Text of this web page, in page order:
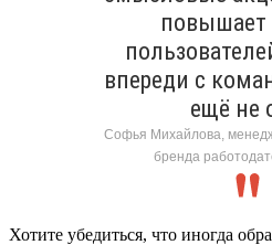
повышает
впереди с
ещё не
Софья Михайлова,
бренда
Хотите убедиться, что иногда